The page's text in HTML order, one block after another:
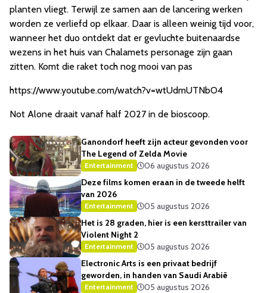
planten vliegt. Terwijl ze samen aan de lancering werken
worden ze verliefd op elkaar. Daar is alleen weinig tijd voor,
wanneer het duo ontdekt dat er gevluchte buitenaardse
wezens in het huis van Chalamets personage zijn gaan
zitten. Komt die raket toch nog mooi van pas
https://www.youtube.com/watch?v=wtUdmUTNbO4
Not Alone draait vanaf half 2027 in de bioscoop.
Ganondorf heeft zijn acteur gevonden voor
The Legend of Zelda Movie
Entertainment
06 augustus 2026
Deze films komen eraan in de tweede helft
van 2026
Entertainment
05 augustus 2026
Het is 28 graden, hier is een kersttrailer van
Violent Night 2
Entertainment
05 augustus 2026
Electronic Arts is een privaat bedrijf
geworden, in handen van Saudi Arabië
Entertainment 05 augustus 2026